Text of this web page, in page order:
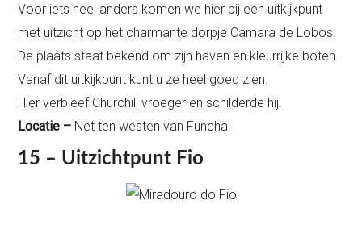
Voor iets heel anders komen we hier bij een uitkijkpunt
met uitzicht op het charmante dorpje Camara de Lobos.
De plaats staat bekend om zijn haven en kleurrijke boten.
Vanaf dit uitkijkpunt kunt u ze heel goed zien.
Hier verbleef Churchill vroeger en schilderde hij.
Locatie – Net ten westen van Funchal
15 – Uitzichtpunt Fio